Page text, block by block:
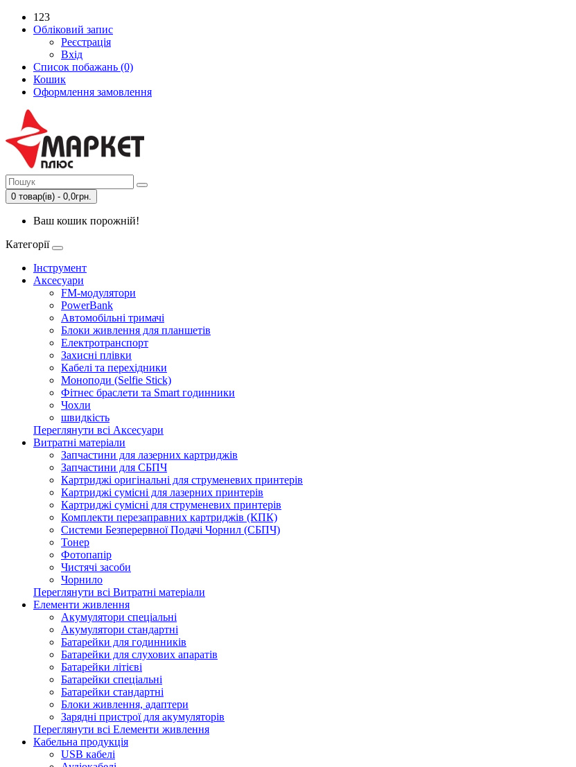
123
Обліковий запис
Реєстрація
Вхід
Список побажань (0)
Кошик
Оформлення замовлення
0 товар(ів) - 0,0грн.
Ваш кошик порожній!
Категорії
Інструмент
Аксесуари
FM-модулятори
PowerBank
Автомобільні тримачі
Блоки живлення для планшетів
Електротранспорт
Захисні плівки
Кабелі та перехідники
Моноподи (Selfie Stick)
Фітнес браслети та Smart годинники
Чохли
швидкість
Переглянути всі Аксесуари
Витратні матеріали
Запчастини для лазерних картриджів
Запчастини для СБПЧ
Картриджі оригінальні для струменевих принтерів
Картриджі сумісні для лазерних принтерів
Картриджі сумісні для струменевих принтерів
Комплекти перезаправних картриджів (КПК)
Системи Безперервної Подачі Чорнил (СБПЧ)
Тонер
Фотопапір
Чистячі засоби
Чорнило
Переглянути всі Витратні матеріали
Елементи живлення
Акумулятори спеціальні
Акумулятори стандартні
Батарейки для годинників
Батарейки для слухових апаратів
Батарейки літієві
Батарейки спеціальні
Батарейки стандартні
Блоки живлення, адаптери
Зарядні пристрої для акумуляторів
Переглянути всі Елементи живлення
Кабельна продукція
USB кабелі